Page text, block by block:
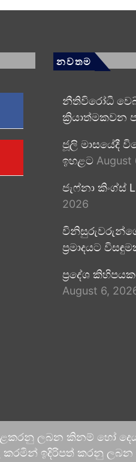
නවතම
නීතිවිරෝධී
ක්‍රියාත්මකවන
ජූලි මාසයේදී
ඉහළට August
ජැෆ්නා කිංග්ස්
2026
විනිසුරුවරුන්ගේ
ප්‍රමාදයට
ප්‍රදේශ
August 6,
පළකරනු ලබන කිනම්
ඉදිරිපත් කරනු ලබන